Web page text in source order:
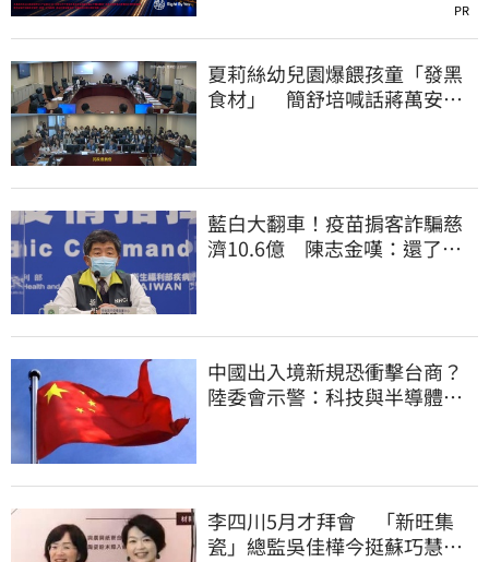
PR
夏莉絲幼兒園爆餵孩童「發黑
食材」 簡舒培喊話蔣萬安：
藍白大翻車！疫苗掮客詐騙慈
濟10.6億 陳志金嘆：還了陳
中國出入境新規恐衝擊台商？
陸委會示警：科技與半導體從
李四川5月才拜會 「新旺集
瓷」總監吳佳樺今挺蘇巧慧：